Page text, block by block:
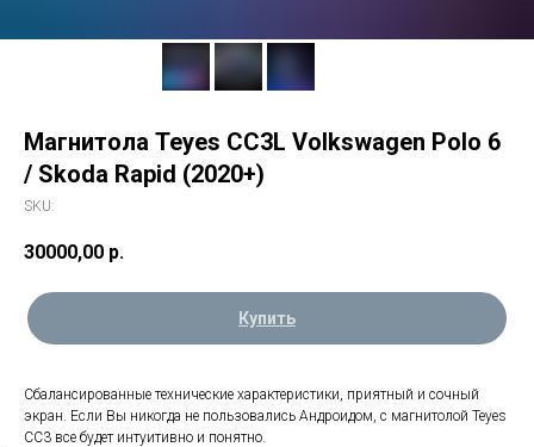
Магнитола Teyes CC3L Volkswagen Polo 6
/ Skoda Rapid (2020+)
SKU:
30000,00 р.
Купить
Сбалансированные технические характеристики, приятный и сочный
экран. Если Вы никогда не пользовались Андроидом, с магнитолой Teyes
CC3 все будет интуитивно и понятно.